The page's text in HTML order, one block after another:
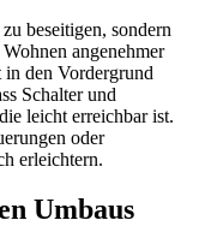
beseitigen, sondern
angenehmer
den Vordergrund
Schalter und
leicht erreichbar ist.
oder
erleichtern.
Umbaus